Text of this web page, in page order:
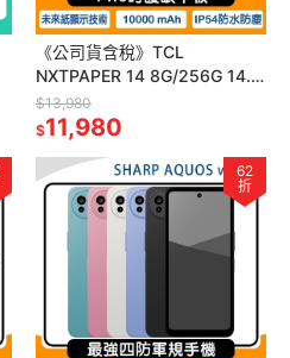
《公司貨含稅》TCL
NXTPAPER 14 8G/256G 14.3
吋~送平板立架+原廠翻蓋式皮
套
$13,980
$11,980
62
折